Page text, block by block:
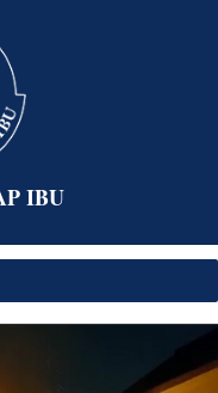
IBU